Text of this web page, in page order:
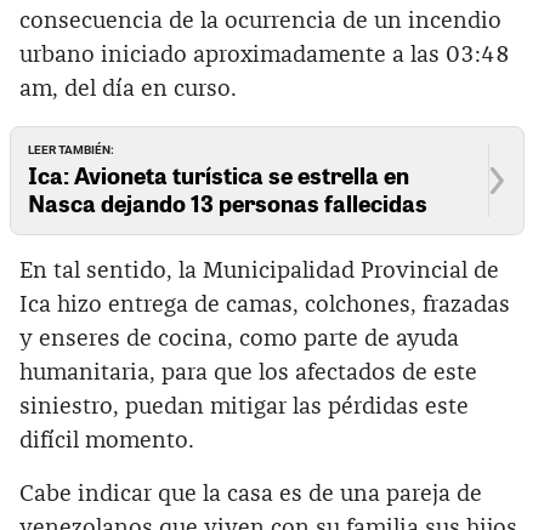
consecuencia de la ocurrencia de un incendio
urbano iniciado aproximadamente a las 03:48
am, del día en curso.
LEER TAMBIÉN:
Ica: Avioneta turística se estrella en
Nasca dejando 13 personas fallecidas
En tal sentido, la Municipalidad Provincial de
Ica hizo entrega de camas, colchones, frazadas
y enseres de cocina, como parte de ayuda
humanitaria, para que los afectados de este
siniestro, puedan mitigar las pérdidas este
difícil momento.
Cabe indicar que la casa es de una pareja de